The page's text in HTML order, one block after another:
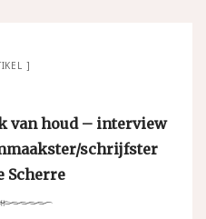
van houd – interview
schrijfster
Scherre